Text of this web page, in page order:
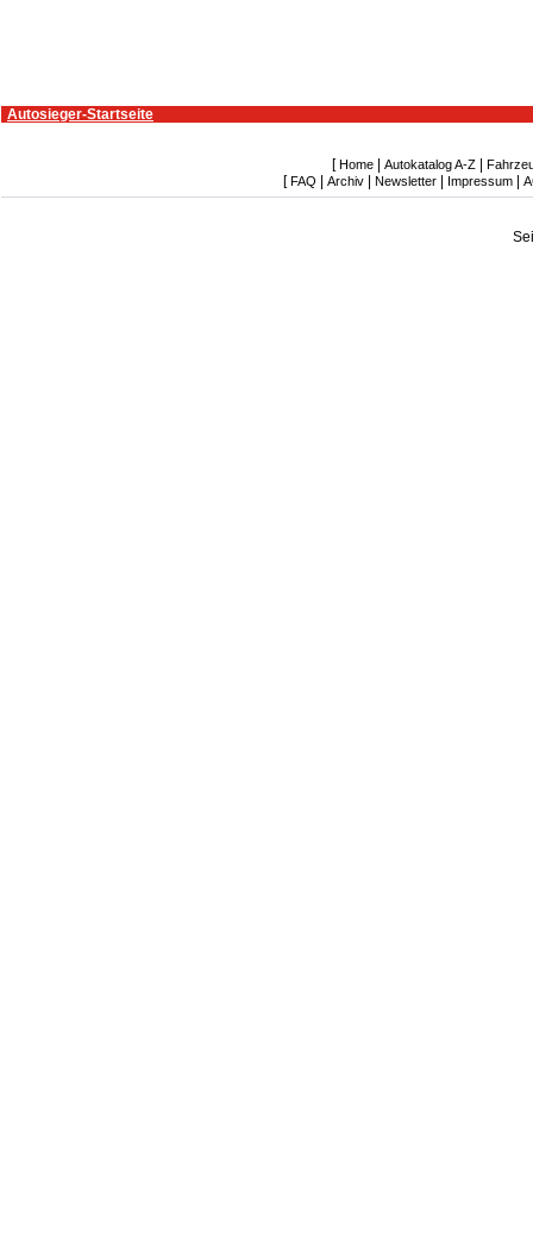
Autosieger-Startseite
[ Home| Autokatalog A-Z|
[ FAQ Archiv Newsletter Impressum